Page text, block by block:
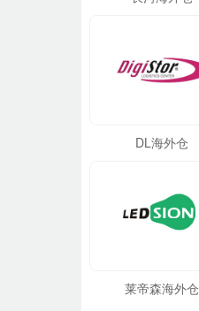
DL海外仓
莱帝森海外仓